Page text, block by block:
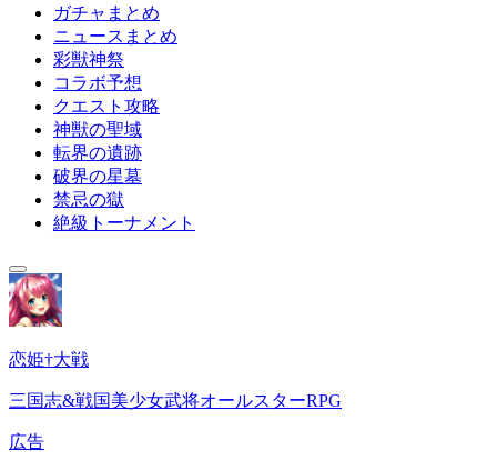
ガチャまとめ
ニュースまとめ
彩獣神祭
コラボ予想
クエスト攻略
神獣の聖域
転界の遺跡
破界の星墓
禁忌の獄
絶級トーナメント
恋姫†大戦
三国志&戦国美少女武将オールスターRPG
広告